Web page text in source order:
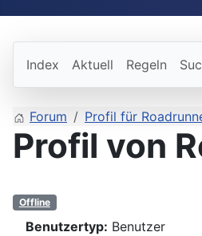
Index Aktuell Regeln
Forum Profil für
Profil von
Offline
Benutzertyp: Benutzer